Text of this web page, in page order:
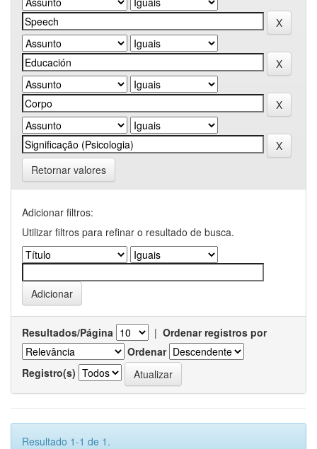
Retornar valores
Adicionar filtros:
Utilizar filtros para refinar o resultado de busca.
Resultados/Página | Ordenar registros por
Ordenar
Registro(s)
Resultado 1-1 de 1.